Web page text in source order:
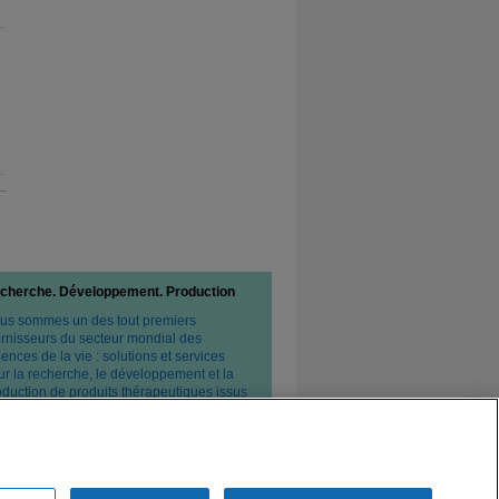
Développement. Production
sommes un des tout premiers
du secteur mondial des
de la vie : solutions et services
la recherche, le développement et la
de produits thérapeutiques issus